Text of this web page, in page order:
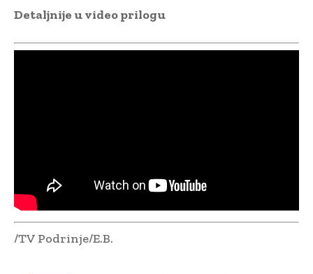
Detaljnije u video prilogu
/TV Podrinje/E.B.